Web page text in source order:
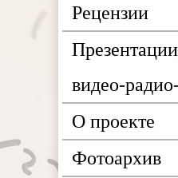
Рецензии
видео-
О проекте
Фотоархив